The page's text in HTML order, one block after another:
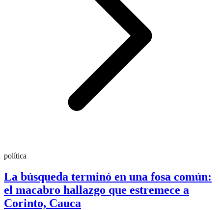
política
La búsqueda terminó en una fosa común:
el macabro hallazgo que estremece a
Corinto, Cauca